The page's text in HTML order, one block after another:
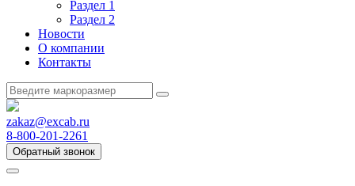
Раздел 1
Раздел 2
Новости
О компании
Контакты
zakaz@excab.ru
8-800-201-2261
Обратный звонок